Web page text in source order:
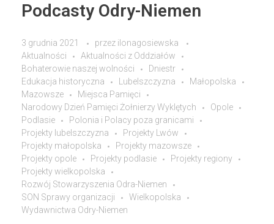
Podcasty Odry-Niemen
3 grudnia 2021 przez ilonagosiewska
Aktualności
Aktualności z Oddziałów
Bohaterowie naszej wolności
Dniestr
Edukacja historyczna
Lubelszczyzna
Małopolska
Mazowsze
Miejsca Pamięci
Narodowy Dzień Pamięci Żołnierzy Wyklętych
Opole
Podlasie
Polonia i Polacy poza granicami
Projekty lubelszczyzna
Projekty Lwów
Projekty małopolska
Projekty mazowsze
Projekty opole
Projekty podlasie
Projekty regiony
Projekty wielkopolska
Rozwój Stowarzyszenia Odra-Niemen
SON Sprawy organizacji
Wielkopolska
Wydawnictwa Odry-Niemen